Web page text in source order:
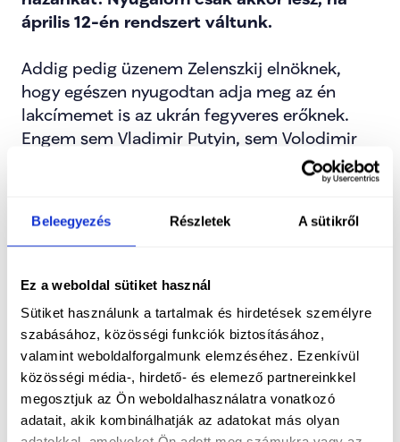
Beleegyezés Részletek A sütikről
Ez a weboldal sütiket használ
Sütiket használunk a tartalmak és hirdetések személyre
szabásához, közösségi funkciók biztosításához,
valamint weboldalforgalmunk elemzéséhez. Ezenkívül
közösségi média-, hirdető- és elemező partnereinkkel
megosztjuk az Ön weboldalhasználatra vonatkozó
adatait, akik kombinálhatják az adatokat más olyan
április 12-én rendszert váltunk.
Addig pedig üzenem Zelenszkij elnöknek,
hogy egészen nyugodtan adja meg az én
lakcímemet is az ukrán fegyveres erőknek.
Engem sem Vladimir Putyin, sem Volodimir
Zelenszkij nem tud zsarolni és fenyegetni.
szabadságharcosok örökösei vagyunk. Idén
Ahhoz, hogy méltóak legyünk az őseink
valóban szuverén, szabad és független
Magyarországon ünnepelhessük, április 12-én
rendszert kell váltanunk.
Azt üzenem minden magyar embernek,